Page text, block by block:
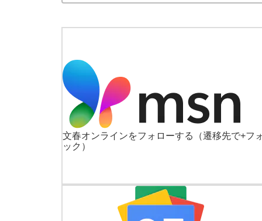
文春オンラインをフォローする
（遷移先で+フ
ック）